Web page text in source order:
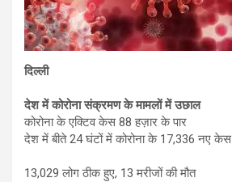
दिल्ली
देश में कोरोना संक्रमण के मामलों में उछाल
कोरोना के एक्टिव केस 88 हज़ार के पार
देश में बीते 24 घंटों में कोरोना के 17,336 नए केस
13,029 लोग ठीक हुए, 13 मरीजों की मौत